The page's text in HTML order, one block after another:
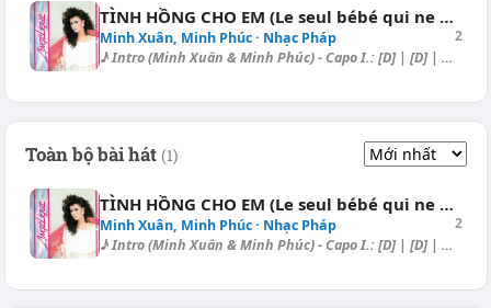
TÌNH HỒNG CHO EM (Le seul bébé qui ne pleure pas)
Minh Xuân, Minh Phúc · Nhạc Pháp
♪ Intro (Minh Xuân & Minh Phúc) - Capo I.: [D] | [D] | [D] | [D] | [...
2
Toàn bộ bài hát (1)
TÌNH HỒNG CHO EM (Le seul bébé qui ne pleure pas)
Minh Xuân, Minh Phúc · Nhạc Pháp
♪ Intro (Minh Xuân & Minh Phúc) - Capo I.: [D] | [D] | [D] | [D] | [...
2